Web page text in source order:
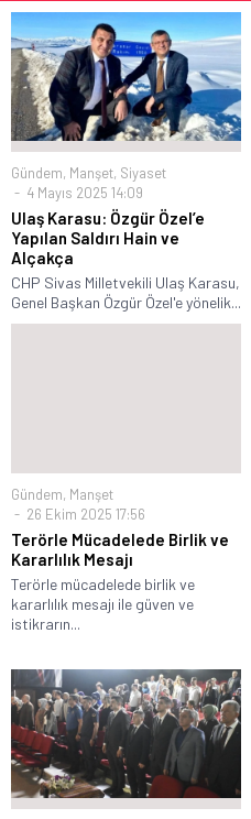
Gündem, Manşet, Siyaset
4 Mayıs 2025 14:09
Ulaş Karasu: Özgür Özel’e
Yapılan Saldırı Hain ve
Alçakça
CHP Sivas Milletvekili Ulaş Karasu,
Genel Başkan Özgür Özel'e yönelik...
Gündem, Manşet
26 Ekim 2025 17:56
Terörle Mücadelede Birlik ve
Kararlılık Mesajı
Terörle mücadelede birlik ve
kararlılık mesajı ile güven ve
istikrarın...